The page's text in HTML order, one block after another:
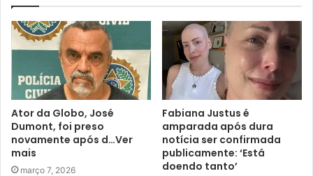
Ator da Globo, José
Dumont, foi preso
novamente após d…Ver
mais
março 7, 2026
Fabiana Justus é
amparada após dura
notícia ser confirmada
publicamente: ‘Está
doendo tanto’